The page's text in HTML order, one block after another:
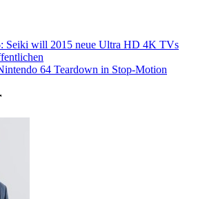
Seiki will 2015 neue Ultra HD 4K TVs
64 Teardown in Stop-Motion